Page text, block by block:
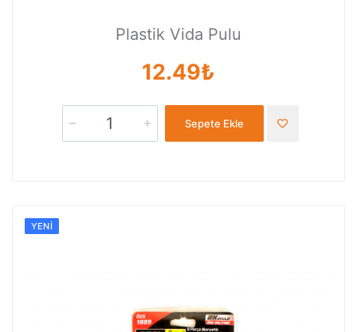
Plastik Vida Pulu
12.49₺
Sepete Ekle
YENI